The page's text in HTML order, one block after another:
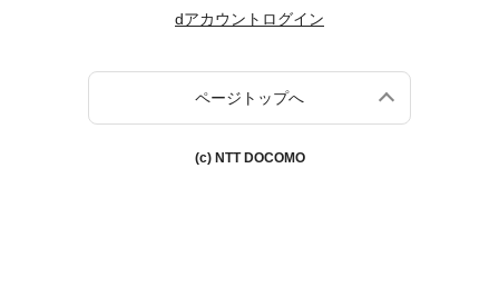
dアカウントログイン
ページトップへ
(c) NTT DOCOMO